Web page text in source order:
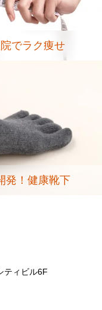
でラク痩せ
発！健康靴下
ティビル6F